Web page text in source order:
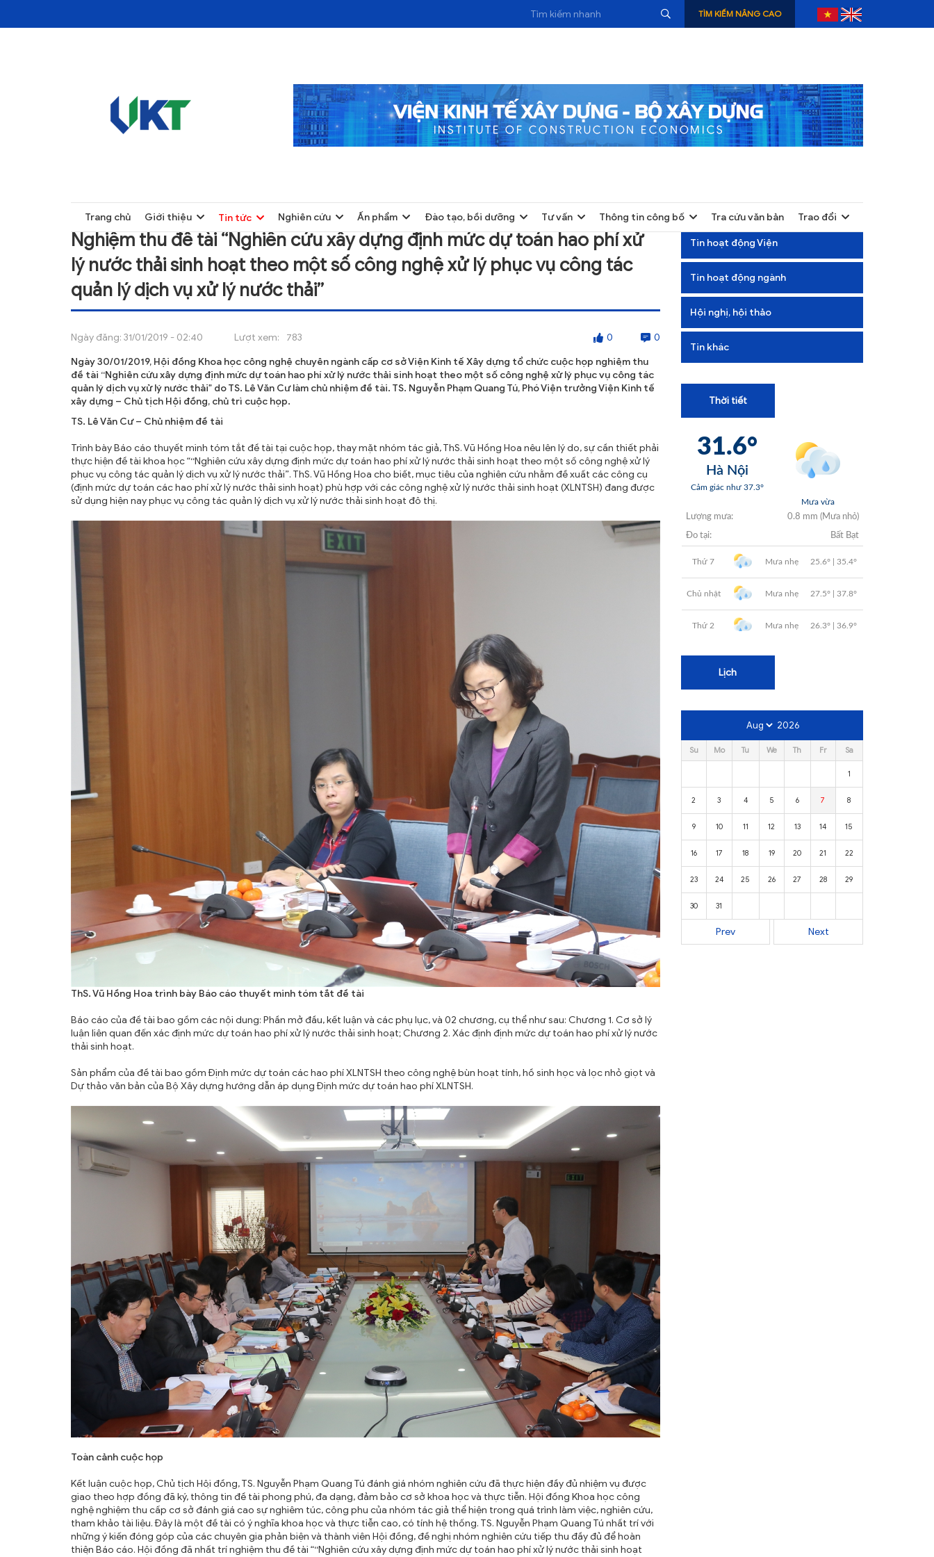
NGHIÊN CỨU
ĐÀO TẠO, BỒI DƯỠNG
THÔNG TIN CÔNG BỐ
TÌM KIẾM NÂNG CAO
Trang chủ Giới thiệu Tin tức Nghiên cứu Ấn phẩm Đào tạo, bồi dưỡng Tư vấn Thông tin công bố Tra cứu văn bản Trao đổi
Nghiệm thu đề tài “Nghiên cứu xây dựng định mức dự toán hao phí xử
lý nước thải sinh hoạt theo một số công nghệ xử lý phục vụ công tác
quản lý dịch vụ xử lý nước thải”
Ngày đăng: 31/01/2019 - 02:40 Lượt xem: 783 0 0
Ngày 30/01/2019, Hội đồng Khoa học công nghệ chuyên ngành cấp cơ sở Viện Kinh tế Xây dựng tổ chức cuộc họp nghiệm thu
đề tài “Nghiên cứu xây dựng định mức dự toán hao phí xử lý nước thải sinh hoạt theo một số công nghệ xử lý phục vụ công tác
quản lý dịch vụ xử lý nước thải” do TS. Lê Văn Cư làm chủ nhiệm đề tài. TS. Nguyễn Phạm Quang Tú, Phó Viện trưởng Viện Kinh tế
xây dựng – Chủ tịch Hội đồng, chủ trì cuộc họp.
TS. Lê Văn Cư – Chủ nhiệm đề tài
Trình bày Báo cáo thuyết minh tóm tắt đề tài tại cuộc họp, thay mặt nhóm tác giả, ThS. Vũ Hồng Hoa nêu lên lý do, sự cần thiết phải
thực hiện đề tài khoa học ““Nghiên cứu xây dựng định mức dự toán hao phí xử lý nước thải sinh hoạt theo một số công nghệ xử lý
phục vụ công tác quản lý dịch vụ xử lý nước thải”. ThS. Vũ Hồng Hoa cho biết, mục tiêu của nghiên cứu nhằm đề xuất các công cụ
(định mức dự toán các hao phí xử lý nước thải sinh hoạt) phù hợp với các công nghệ xử lý nước thải sinh hoạt (XLNTSH) đang được
sử dụng hiện nay phục vụ công tác quản lý dịch vụ xử lý nước thải sinh hoạt đô thị.
ThS. Vũ Hồng Hoa trình bày Báo cáo thuyết minh tóm tắt đề tài
Báo cáo của đề tài bao gồm các nội dung: Phần mở đầu, kết luận và các phụ lục, và 02 chương, cụ thể như sau: Chương 1. Cơ sở lý
luận liên quan đến xác định mức dự toán hao phí xử lý nước thải sinh hoạt; Chương 2. Xác định định mức dự toán hao phí xử lý nước
thải sinh hoạt.
Sản phẩm của đề tài bao gồm Định mức dự toán các hao phí XLNTSH theo công nghệ bùn hoạt tính, hồ sinh học và lọc nhỏ giọt và
Dự thảo văn bản của Bộ Xây dựng hướng dẫn áp dụng Định mức dự toán hao phí XLNTSH.
Toàn cảnh cuộc họp
Kết luận cuộc họp, Chủ tịch Hội đồng, TS. Nguyễn Phạm Quang Tú đánh giá nhóm nghiên cứu đã thực hiện đầy đủ nhiệm vụ được
giao theo hợp đồng đã ký, thông tin đề tài phong phú, đa dạng, đảm bảo cơ sở khoa học và thực tiễn. Hội đồng Khoa học công
nghệ nghiệm thu cấp cơ sở đánh giá cao sự nghiêm túc, công phu của nhóm tác giả thể hiện trong quá trình làm việc, nghiên cứu,
tham khảo tài liệu. Đây là một đề tài có ý nghĩa khoa học và thực tiễn cao, có tính hệ thống. TS. Nguyễn Phạm Quang Tú nhất trí với
những ý kiến đóng góp của các chuyên gia phản biện và thành viên Hội đồng, đề nghị nhóm nghiên cứu tiếp thu đầy đủ để hoàn
thiện Báo cáo. Hội đồng đã nhất trí nghiệm thu đề tài ““Nghiên cứu xây dựng định mức dự toán hao phí xử lý nước thải sinh hoạt
Tin hoạt động Viện
Tin hoạt động ngành
Hội nghị, hội thảo
Tin khác
Thời tiết
Lịch
Prev Next
2026
Su Mo Tu We Th Fr Sa
1
2 3 4 5 6 7 8
9 10 11 12 13 14 15
16 17 18 19 20 21 22
23 24 25 26 27 28 29
30 31